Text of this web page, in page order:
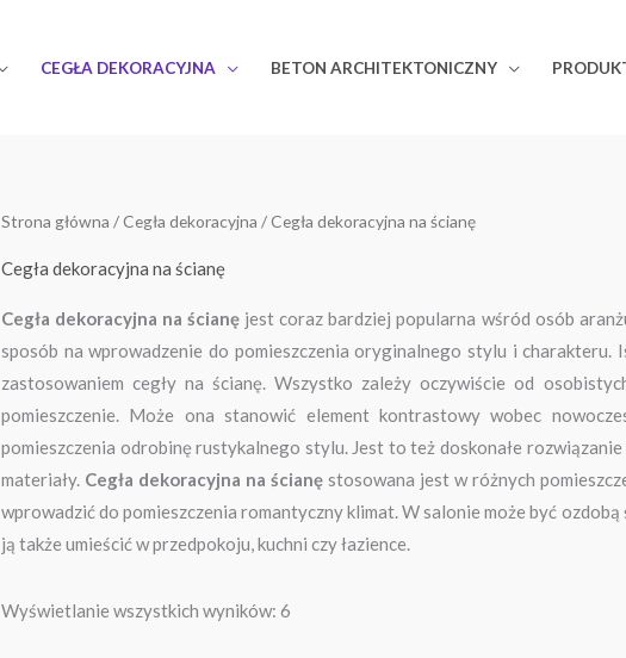
CEGŁA DEKORACYJNA BETON ARCHITEKTONICZNY
Strona główna /Cegła dekoracyjna / Cegła dekoracyjna na ścianę
Cegła dekoracyjna na ścianę
Cegła dekoracyjna na ścianę jest coraz bardziej popularna wśród osób
sposób na wprowadzenie do pomieszczenia oryginalnego stylu i
zastosowaniem cegły na ścianę. Wszystko zależy oczywiście od
pomieszczenie. Może ona stanowić element kontrastowy wobec
pomieszczenia odrobinę rustykalnego stylu. Jest to też doskonałe
materiały. Cegła dekoracyjna na ścianę stosowana jest w różnych
wprowadzić do pomieszczenia romantyczny klimat. W salonie może być
ją także umieścić w przedpokoju, kuchni czy łazience.
Wyświetlanie wszystkich wyników: 6